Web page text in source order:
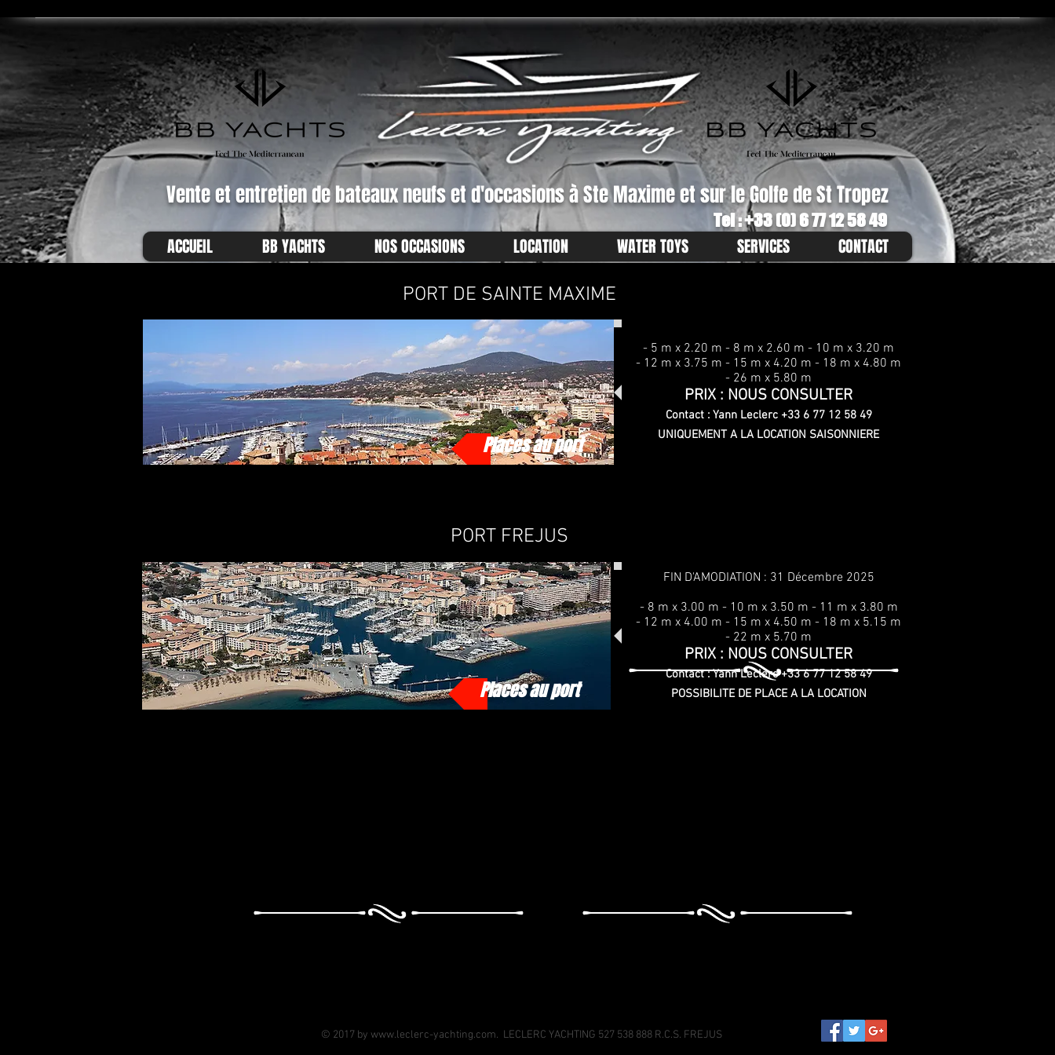
Vente et entretien de bateaux neufs et d'occasions à Ste Maxime et sur le Golfe de St Tropez
Tel : +33 (0) 6 77 12 58 49
ACCUEIL BB YACHTS NOS OCCASIONS LOCATION WATER TOYS SERVICES CONTACT
PORT DE SAINTE MAXIME
Places au port
- 5 m x 2.20 m - 8 m x 2.60 m - 10 m x 3.20 m
- 12 m x 3.75 m - 15 m x 4.20 m - 18 m x 4.80 m
- 26 m x 5.80 m
PRIX : NOUS CONSULTER
Contact : Yann Leclerc +33 6 77 12 58 49
UNIQUEMENT A LA LOCATION SAISONNIERE
PORT FREJUS
Places au port
FIN D'AMODIATION : 31 Décembre 2025
- 8 m x 3.00 m - 10 m x 3.50 m - 11 m x 3.80 m
- 12 m x 4.00 m - 15 m x 4.50 m - 18 m x 5.15 m
- 22 m x 5.70 m
PRIX : NOUS CONSULTER
Contact : Yann Leclerc +33 6 77 12 58 49
POSSIBILITE DE PLACE A LA LOCATION
© 2017 by www.leclerc-yachting.com. LECLERC YACHTING 527 538 888 R.C.S. FREJUS